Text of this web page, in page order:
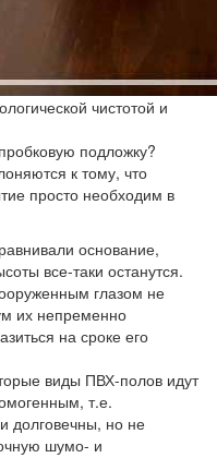
чистотой и
подложку?
к тому, что
просто необходим в
основание,
все-таки останутся.
глазом не
их непременно
на сроке его
виды ПВХ-полов идут
т.е.
долговечны, но не
шумо- и